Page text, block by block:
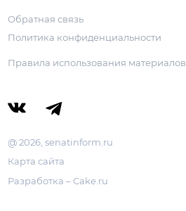
Обратная связь
Политика конфиденциальности
Правила использования материалов
@ 2026, senatinform.ru
Карта сайта
Разработка – Cake.ru